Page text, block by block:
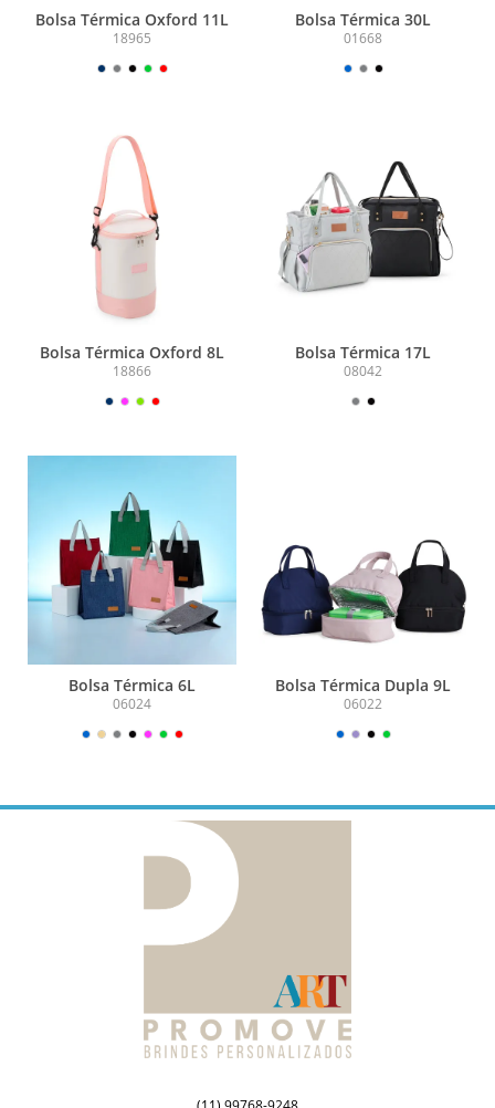
Bolsa Térmica Oxford 11L
18965
Bolsa Térmica 30L
01668
Bolsa Térmica Oxford 8L
18866
Bolsa Térmica 17L
08042
Bolsa Térmica 6L
06024
Bolsa Térmica Dupla 9L
06022